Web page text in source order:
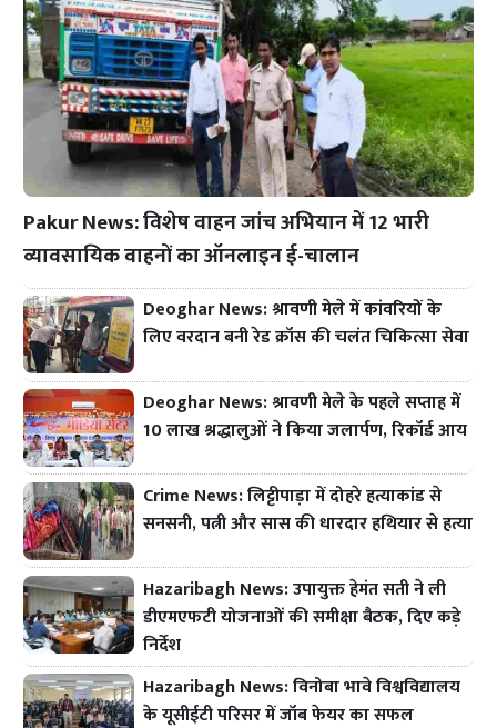
Pakur News: विशेष वाहन जांच अभियान में 12 भारी
व्यावसायिक वाहनों का ऑनलाइन ई-चालान
Deoghar News: श्रावणी मेले में कांवरियों के
लिए वरदान बनी रेड क्रॉस की चलंत चिकित्सा सेवा
Deoghar News: श्रावणी मेले के पहले सप्ताह में
10 लाख श्रद्धालुओं ने किया जलार्पण, रिकॉर्ड आय
Crime News: लिट्टीपाड़ा में दोहरे हत्याकांड से
सनसनी, पत्नी और सास की धारदार हथियार से हत्या
Hazaribagh News: उपायुक्त हेमंत सती ने ली
डीएमएफटी योजनाओं की समीक्षा बैठक, दिए कड़े
निर्देश
Hazaribagh News: विनोबा भावे विश्वविद्यालय
के यूसीईटी परिसर में जॉब फेयर का सफल